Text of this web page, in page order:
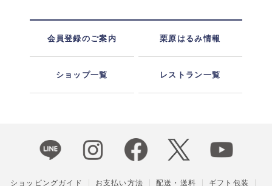
会員登録のご案内 栗原はるみ情報
ショップ一覧 レストラン一覧
ショッピングガイド お支払い方法 配送・送料 ギフト包装